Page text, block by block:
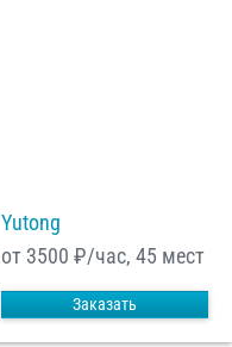
Yutong
от 3500 ₽/час, 45 мест
Заказать